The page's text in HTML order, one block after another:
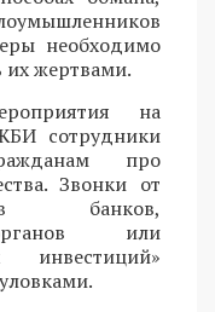
необходимо
их жертвами.
на
сотрудники
про
Звонки от
банков,
или
инвестиций»